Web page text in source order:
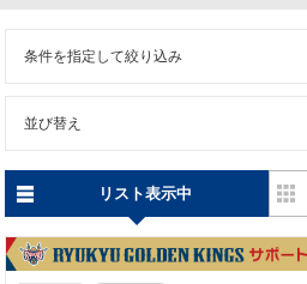
条件を指定して絞り込み
並び替え
リスト表示中